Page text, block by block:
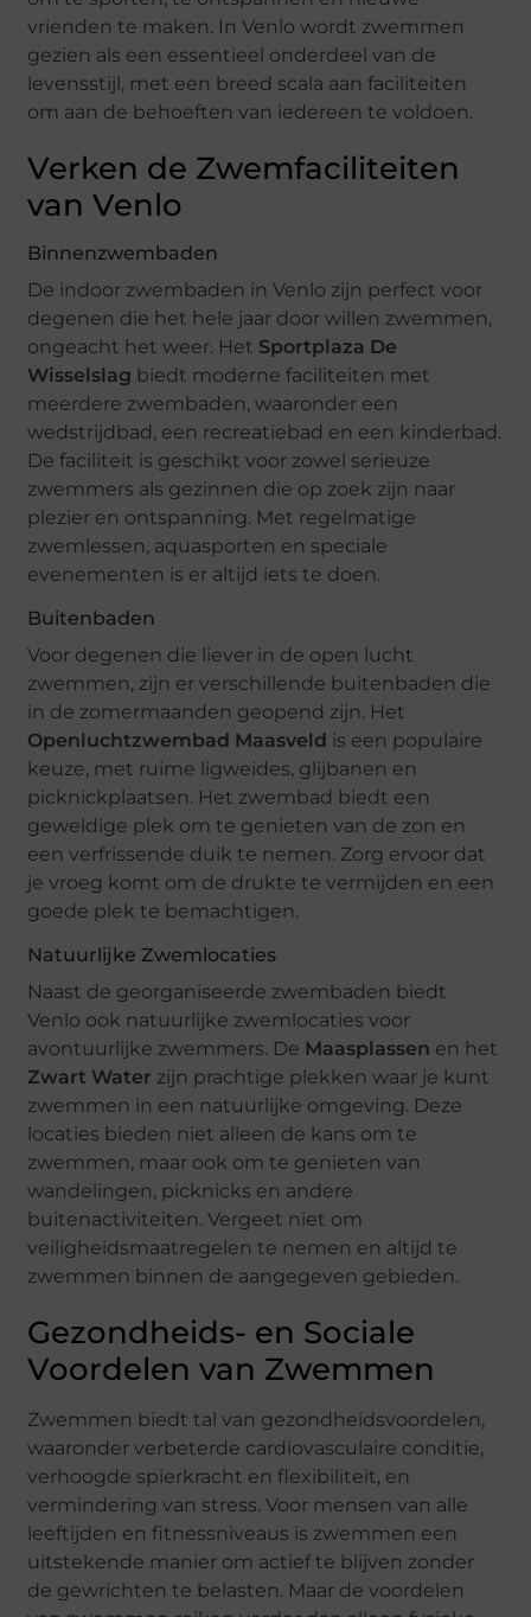
vrienden te maken. In Venlo wordt zwemmen
gezien als een essentieel onderdeel van de
levensstijl, met een breed scala aan faciliteiten
om aan de behoeften van iedereen te voldoen.
Verken de Zwemfaciliteiten
van Venlo
Binnenzwembaden
De indoor zwembaden in Venlo zijn perfect voor
degenen die het hele jaar door willen zwemmen,
ongeacht het weer. Het Sportplaza De
Wisselslag biedt moderne faciliteiten met
meerdere zwembaden, waaronder een
wedstrijdbad, een recreatiebad en een kinderbad.
De faciliteit is geschikt voor zowel serieuze
zwemmers als gezinnen die op zoek zijn naar
plezier en ontspanning. Met regelmatige
zwemlessen, aquasporten en speciale
evenementen is er altijd iets te doen.
Buitenbaden
Voor degenen die liever in de open lucht
zwemmen, zijn er verschillende buitenbaden die
in de zomermaanden geopend zijn. Het
Openluchtzwembad Maasveld is een populaire
keuze, met ruime ligweides, glijbanen en
picknickplaatsen. Het zwembad biedt een
geweldige plek om te genieten van de zon en
een verfrissende duik te nemen. Zorg ervoor dat
je vroeg komt om de drukte te vermijden en een
goede plek te bemachtigen.
Natuurlijke Zwemlocaties
Naast de georganiseerde zwembaden biedt
Venlo ook natuurlijke zwemlocaties voor
avontuurlijke zwemmers. De Maasplassen en het
Zwart Water zijn prachtige plekken waar je kunt
zwemmen in een natuurlijke omgeving. Deze
locaties bieden niet alleen de kans om te
zwemmen, maar ook om te genieten van
wandelingen, picknicks en andere
buitenactiviteiten. Vergeet niet om
veiligheidsmaatregelen te nemen en altijd te
zwemmen binnen de aangegeven gebieden.
Gezondheids- en Sociale
Voordelen van Zwemmen
Zwemmen biedt tal van gezondheidsvoordelen,
waaronder verbeterde cardiovasculaire conditie,
verhoogde spierkracht en flexibiliteit, en
vermindering van stress. Voor mensen van alle
leeftijden en fitnessniveaus is zwemmen een
uitstekende manier om actief te blijven zonder
de gewrichten te belasten. Maar de voordelen